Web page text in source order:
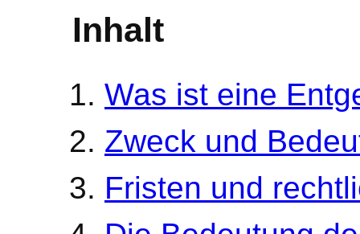
Inhalt
Was ist eine
Zweck und
Fristen und